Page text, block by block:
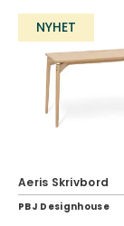
NYHET
Aeris Skrivbord
PBJ Designhouse